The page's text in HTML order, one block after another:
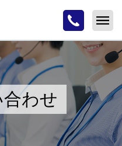
わせ